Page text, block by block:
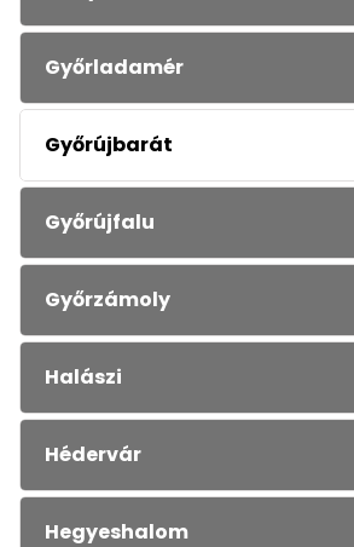
Győrladamér
Győrújbarát
Győrújfalu
Győrzámoly
Halászi
Hédervár
Hegyeshalom